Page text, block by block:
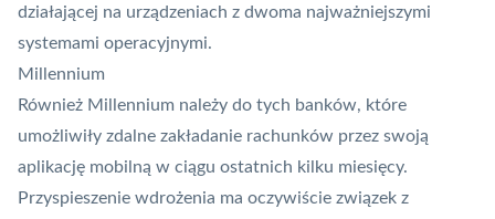
działającej na urządzeniach z dwoma najważniejszymi
systemami operacyjnymi.
Millennium
Również Millennium należy do tych banków, które
umożliwiły zdalne zakładanie rachunków przez swoją
aplikację mobilną w ciągu ostatnich kilku miesięcy.
Przyspieszenie wdrożenia ma oczywiście związek z